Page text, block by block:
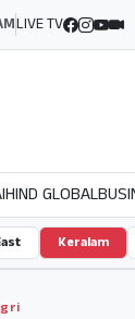
LIVE TV
GLOBAL
Keralam